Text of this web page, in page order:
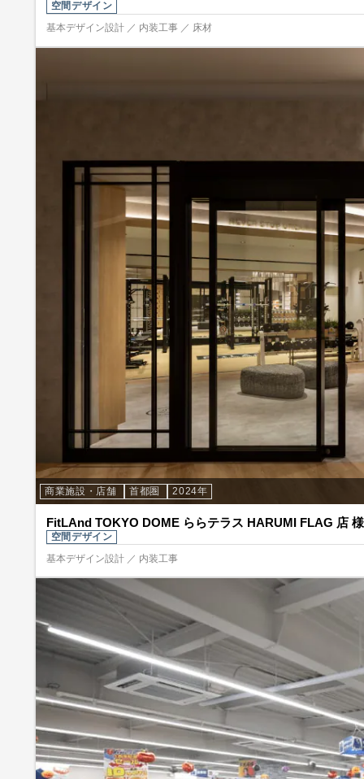
空間デザイン
基本デザイン設計 ／ 内装工事 ／ 床材
商業施設・店舗 首都圏 2024年
FitLAnd TOKYO DOME ららテラス HARUMI FLAG 店 様
空間デザイン
基本デザイン設計 ／ 内装工事